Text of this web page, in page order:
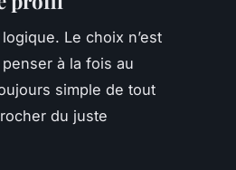
Le choix n’est
à la fois au
simple de tout
du juste